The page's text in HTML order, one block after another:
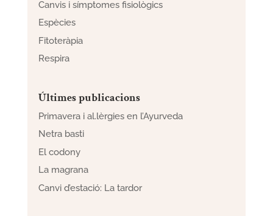
Canvis i símptomes fisiològics
Espècies
Fitoteràpia
Respira
Últimes publicacions
Primavera i al.lèrgies en l’Ayurveda
Netra basti
El codony
La magrana
Canvi d’estació: La tardor